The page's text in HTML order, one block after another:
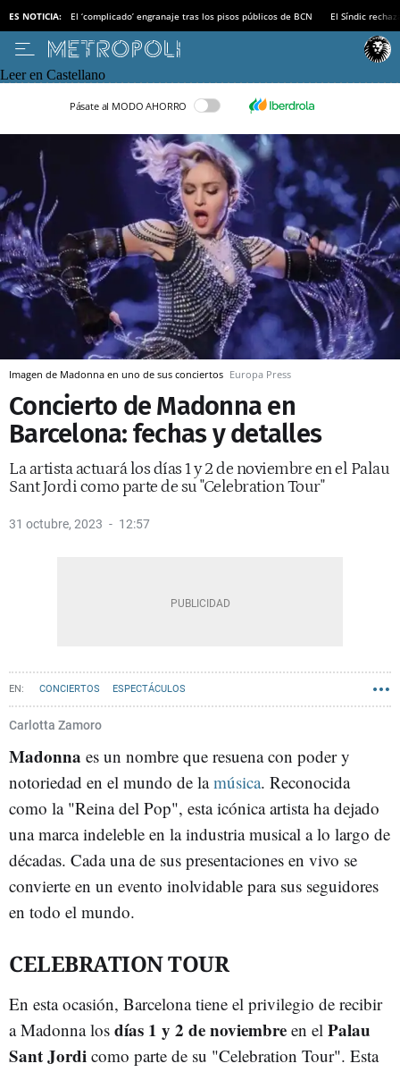
ES NOTICIA: El ‘complicado’ engranaje tras los pisos públicos de BCN El Síndic
Leer en Castellano
Pásate al MODO AHORRO
Imagen de Madonna en uno de sus conciertos Europa Press
Concierto de Madonna en
Barcelona: fechas y detalles
La artista actuará los días 1 y 2 de noviembre en el Palau
Sant Jordi como parte de su "Celebration Tour"
31 octubre, 2023 12:57
CONCIERTOS ESPECTÁCULOS
Carlotta Zamoro
Madonna es un nombre que resuena con poder y
notoriedad en el mundo de lamúsica. Reconocida
como la "Reina del Pop", esta icónica artista ha dejado
una marca indeleble en la industria musical a lo largo de
décadas. Cada una de sus presentaciones en vivo se
convierte en un evento inolvidable para sus seguidores
en todo el mundo.
CELEBRATION TOUR
En esta ocasión, Barcelona tiene el privilegio de recibir
a Madonna los días 1 y 2 de noviembre en el Palau
Sant Jordi como parte de su "Celebration Tour". Esta